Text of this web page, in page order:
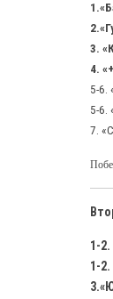
3.
4.
5-6.
5-6.
7.
1-
1-